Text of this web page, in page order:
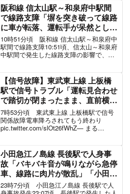
12日 水前寺駅で人身事故、81分の運転
見合わせ目...
阪和線 信太山駅～和泉府中駅間
で線路支障「塀を突き破って線路
に車が転落、運転手が呆然として
る」電車遅延 #阪和線 11月29日
10時51分頃 阪和線 信太山駅～和泉府中
駅間で線路支障10:51頃、信太山～和泉府
中駅間で発生した線路支障の影響で、鳳
ないんだけど、これクルマ突っ込んでな
い？？ pi...
【信号故障】東武東上線 上板橋
駅で信号トラブル「運転見合わせ
で踏切が閉まったまま、直前横断
が続出で安全確認もしてる」「有
楽町線に乗客が流れて朝から大混
雑地獄絵図」電車遅延 #東上線 11
7時53分頃 東武東上線 上板橋駅で信号
関係故障電車降ろされてもう終わり
pic.twitter.com/slOt26fWhZ— まる
小田急江ノ島線 長後駅で人身事
故「バキバキ音が鳴りながら急停
車、線路に肉片が散乱」「小田急
今週4回目、江ノ島線で今年3回
23時7分頃 小田急江ノ島線 長後駅で人